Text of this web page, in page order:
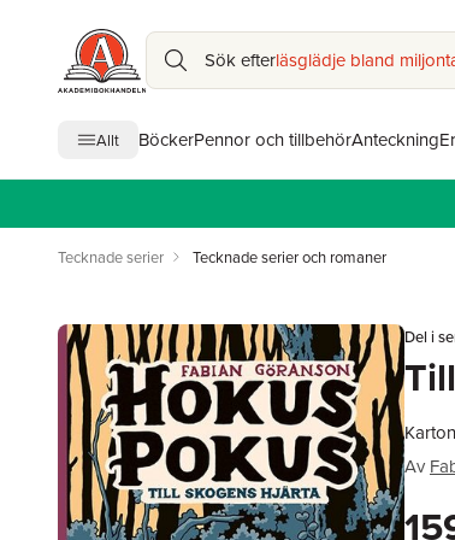
Sök efterläsglädje bland
Allt BöckerPennor och tillbehörAnteckning
Tecknade serier Tecknade serier och romaner
Del i
Av